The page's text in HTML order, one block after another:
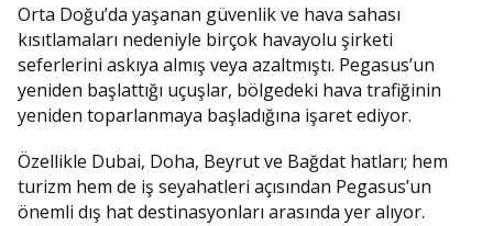
Orta Doğu’da yaşanan güvenlik ve hava sahası
kısıtlamaları nedeniyle birçok havayolu şirketi
seferlerini askıya almış veya azaltmıştı. Pegasus’un
yeniden başlattığı uçuşlar, bölgedeki hava trafiğinin
yeniden toparlanmaya başladığına işaret ediyor.
Özellikle Dubai, Doha, Beyrut ve Bağdat hatları; hem
turizm hem de iş seyahatleri açısından Pegasus’un
önemli dış hat destinasyonları arasında yer alıyor.